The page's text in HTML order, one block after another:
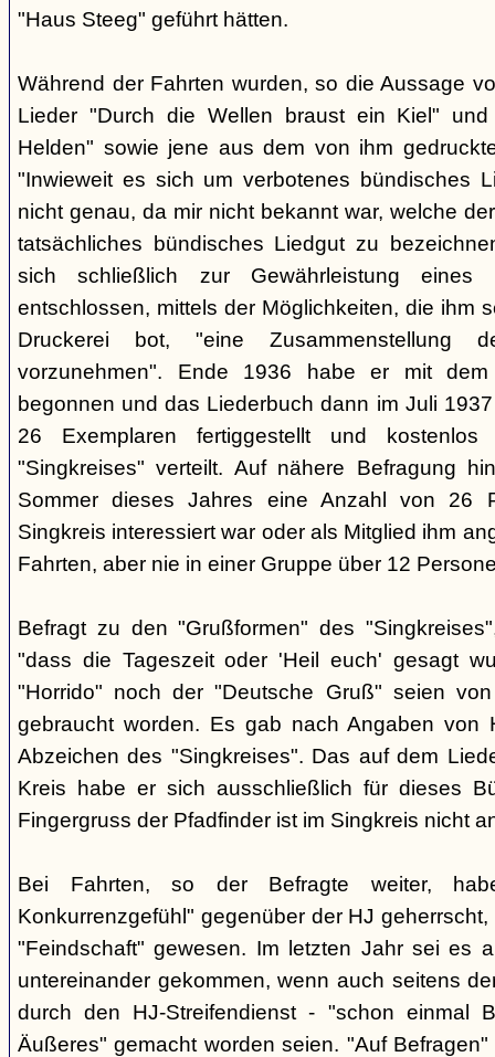
"Haus Steeg" geführt hätten.
Während der Fahrten wurden, so die Aussage
Lieder "Durch die Wellen braust ein Kiel"
Helden" sowie jene aus dem von ihm
"Inwieweit es sich um verbotenes bündisches
nicht genau, da mir nicht bekannt war, welche
tatsächliches bündisches Liedgut zu
sich schließlich zur Gewährleistung eines
entschlossen, mittels der Möglichkeiten, die ihm
Druckerei bot, "eine Zusammenstellung
vorzunehmen". Ende 1936 habe er mit
begonnen und das Liederbuch dann im Juli
26 Exemplaren fertiggestellt und
"Singkreises" verteilt. Auf nähere Befragung
Sommer dieses Jahres eine Anzahl von 26
Singkreis interessiert war oder als Mitglied ihm
Fahrten, aber nie in einer Gruppe über 12
Befragt zu den "Grußformen" des
"dass die Tageszeit oder 'Heil euch' gesagt
"Horrido" noch der "Deutsche Gruß" seien
gebraucht worden. Es gab nach Angaben von
Abzeichen des "Singkreises". Das auf dem
Kreis habe er sich ausschließlich für dieses
Fingergruss der Pfadfinder ist im Singkreis nicht
Bei Fahrten, so der Befragte weiter,
Konkurrenzgefühl" gegenüber der HJ
"Feindschaft" gewesen. Im letzten Jahr sei es
untereinander gekommen, wenn auch seitens
durch den HJ-Streifendienst - "schon einmal
Äußeres" gemacht worden seien. "Auf